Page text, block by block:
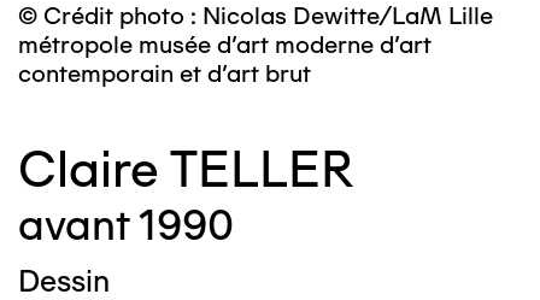
© Crédit photo : Nicolas Dewitte/LaM Lille
métropole musée d’art moderne d’art
contemporain et d’art brut
Claire TELLER
avant 1990
Dessin